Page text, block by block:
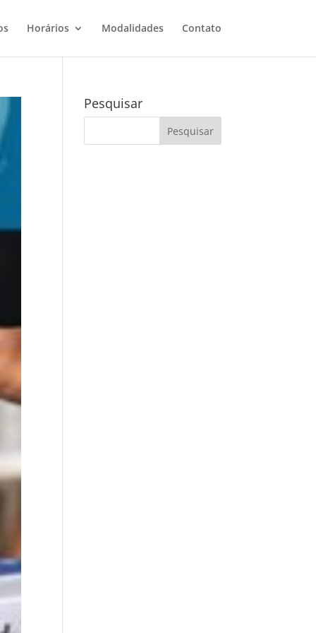
Horários Modalidades Contato
Pesquisar